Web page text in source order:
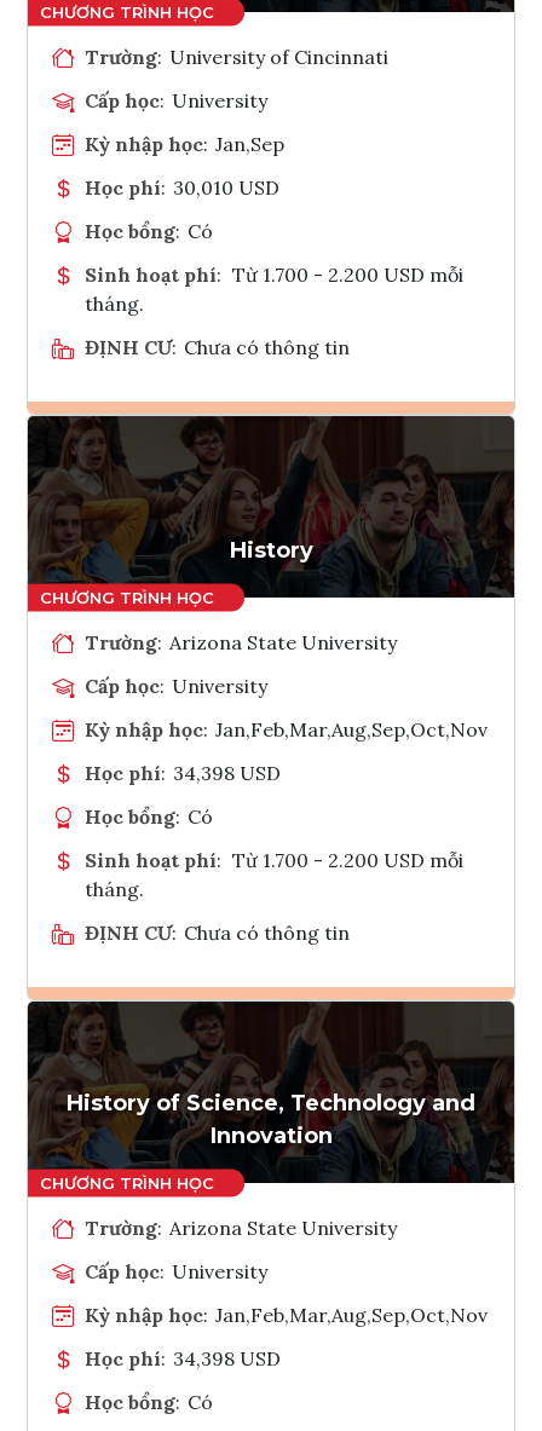
Trường: University of Cincinnati
Cấp học: University
Kỳ nhập học: Jan,Sep
Học phí: 30,010 USD
Học bổng: Có
Sinh hoạt phí: Từ 1.700 - 2.200 USD mỗi
tháng.
ĐỊNH CƯ: Chưa có thông tin
Ghi danh
Tham vấn Interlink
History
Trường: Arizona State University
Cấp học: University
Kỳ nhập học: Jan,Feb,Mar,Aug,Sep,Oct,Nov
Học phí: 34,398 USD
Học bổng: Có
Sinh hoạt phí: Từ 1.700 - 2.200 USD mỗi
tháng.
ĐỊNH CƯ: Chưa có thông tin
Ghi danh
Tham vấn Interlink
History of Science, Technology and
Innovation
Trường: Arizona State University
Cấp học: University
Kỳ nhập học: Jan,Feb,Mar,Aug,Sep,Oct,Nov
Học phí: 34,398 USD
Học bổng: Có